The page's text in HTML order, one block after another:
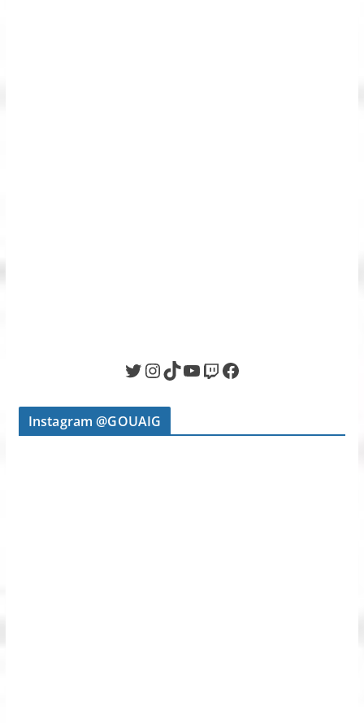
Twitter InstagramTikTok YouTube Twitch Facebook
Instagram @GOUAIG